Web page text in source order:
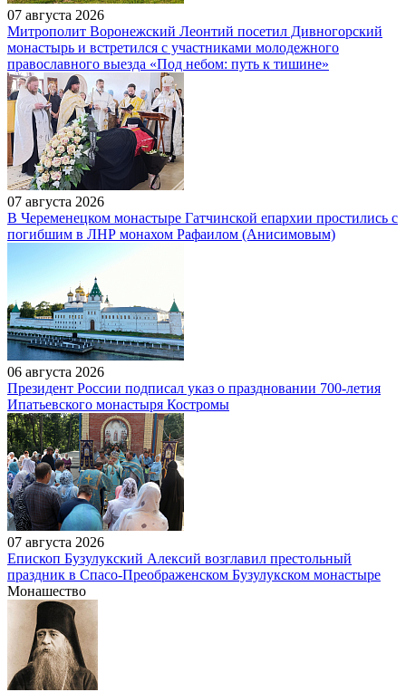
07 августа 2026
Митрополит Воронежский Леонтий посетил Дивногорский
монастырь и встретился с участниками молодежного
православного выезда «Под небом: путь к тишине»
07 августа 2026
В Череменецком монастыре Гатчинской епархии простились с
погибшим в ЛНР монахом Рафаилом (Анисимовым)
06 августа 2026
Президент России подписал указ о праздновании 700-летия
Ипатьевского монастыря Костромы
07 августа 2026
Епископ Бузулукский Алексий возглавил престольный
праздник в Спасо-Преображенском Бузулукском монастыре
Монашество